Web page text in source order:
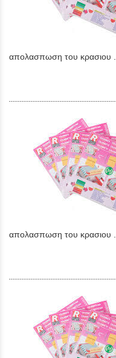
απολασπωση του κρασιου .
απολασπωση του κρασιου .